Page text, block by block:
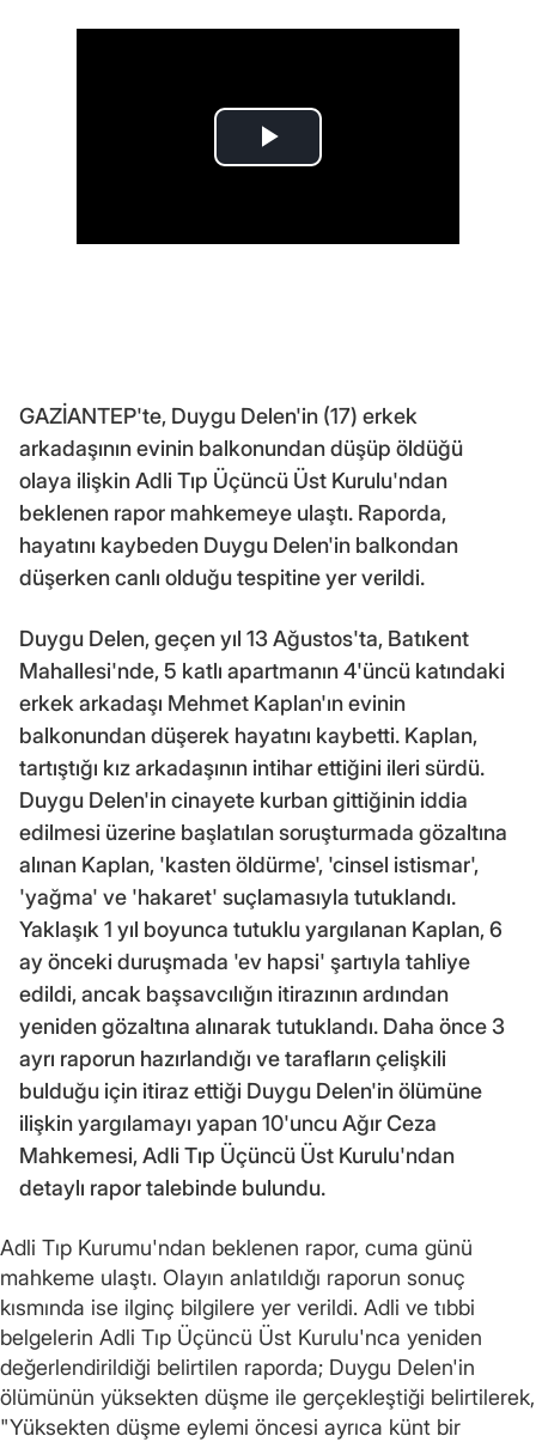
GAZİANTEP'te, Duygu Delen'in (17) erkek
arkadaşının evinin balkonundan düşüp öldüğü
olaya ilişkin Adli Tıp Üçüncü Üst Kurulu'ndan
beklenen rapor mahkemeye ulaştı. Raporda,
hayatını kaybeden Duygu Delen'in balkondan
düşerken canlı olduğu tespitine yer verildi.
Duygu Delen, geçen yıl 13 Ağustos'ta, Batıkent
Mahallesi'nde, 5 katlı apartmanın 4'üncü katındaki
erkek arkadaşı Mehmet Kaplan'ın evinin
balkonundan düşerek hayatını kaybetti. Kaplan,
tartıştığı kız arkadaşının intihar ettiğini ileri sürdü.
Duygu Delen'in cinayete kurban gittiğinin iddia
edilmesi üzerine başlatılan soruşturmada gözaltına
alınan Kaplan, 'kasten öldürme', 'cinsel istismar',
'yağma' ve 'hakaret' suçlamasıyla tutuklandı.
Yaklaşık 1 yıl boyunca tutuklu yargılanan Kaplan, 6
ay önceki duruşmada 'ev hapsi' şartıyla tahliye
edildi, ancak başsavcılığın itirazının ardından
yeniden gözaltına alınarak tutuklandı. Daha önce 3
ayrı raporun hazırlandığı ve tarafların çelişkili
bulduğu için itiraz ettiği Duygu Delen'in ölümüne
ilişkin yargılamayı yapan 10'uncu Ağır Ceza
Mahkemesi, Adli Tıp Üçüncü Üst Kurulu'ndan
detaylı rapor talebinde bulundu.
Adli Tıp Kurumu'ndan beklenen rapor, cuma günü
mahkeme ulaştı. Olayın anlatıldığı raporun sonuç
kısmında ise ilginç bilgilere yer verildi. Adli ve tıbbi
belgelerin Adli Tıp Üçüncü Üst Kurulu'nca yeniden
değerlendirildiği belirtilen raporda; Duygu Delen'in
ölümünün yüksekten düşme ile gerçekleştiği belirtilerek,
"Yüksekten düşme eylemi öncesi ayrıca künt bir